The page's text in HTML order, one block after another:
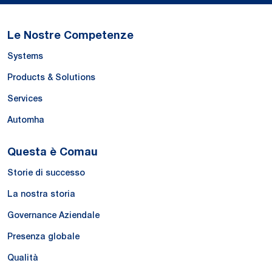
Le Nostre Competenze
Systems
Products & Solutions
Services
Automha
Questa è Comau
Storie di successo
La nostra storia
Governance Aziendale
Presenza globale
Qualità